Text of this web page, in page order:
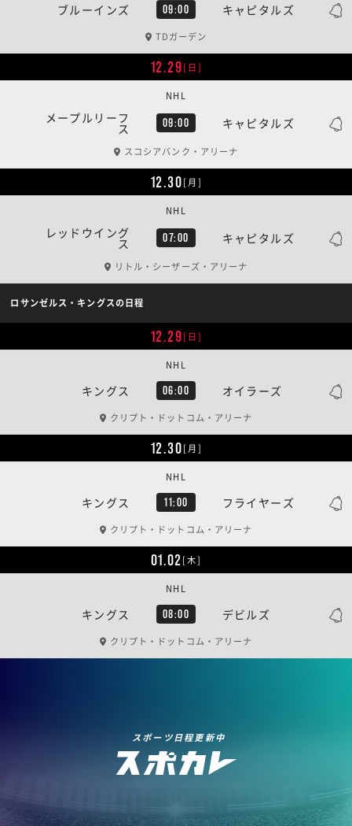
ブルーインズ 09:00 キャピタルズ
TDガーデン
12.29[日]
メープルリーフ
ス 09:00 キャピタルズ
NHL
スコシアバンク・アリーナ
12.30[月]
レッドウイング
ス 07:00 キャピタルズ
NHL
リトル・シーザーズ・アリーナ
ロサンゼルス・キングスの日程
12.29[日]
キングス 06:00 オイラーズ
NHL
クリプト・ドットコム・アリーナ
12.30[月]
キングス 11:00 フライヤーズ
NHL
クリプト・ドットコム・アリーナ
01.02[木]
キングス 08:00 デビルズ
NHL
クリプト・ドットコム・アリーナ
スポーツ日程更新中